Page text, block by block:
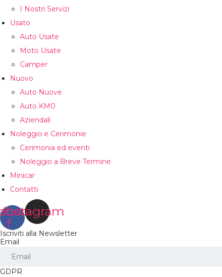
I Nostri Servizi
Usato
Auto Usate
Moto Usate
Camper
Nuovo
Auto Nuove
Auto KM0
Aziendali
Noleggio e Cerimonie
Cerimonia ed eventi
Noleggio a Breve Termine
Minicar
Contatti
f
Instagram
Iscriviti alla Newsletter
Email
GDPR